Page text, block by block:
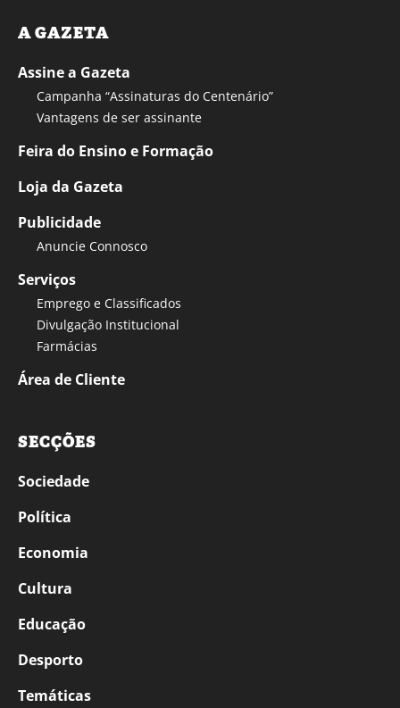
A GAZETA
Assine a Gazeta
Campanha “Assinaturas do Centenário”
Vantagens de ser assinante
Feira do Ensino e Formação
Loja da Gazeta
Publicidade
Anuncie Connosco
Serviços
Emprego e Classificados
Divulgação Institucional
Farmácias
Área de Cliente
SECÇÕES
Sociedade
Política
Economia
Cultura
Educação
Desporto
Temáticas